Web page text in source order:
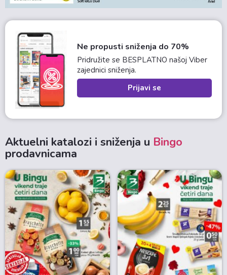
Ne propusti sniženja do 70%
Pridružite se BESPLATNO našoj Viber
zajednici sniženja.
Prijavi se
Aktuelni katalozi i sniženja u Bingo
prodavnicama